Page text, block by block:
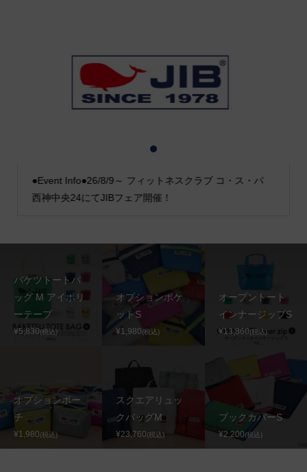
●Event Info●26/8/9～ フィットネスクラブ コ・ス・パ
西神中央24にてJIBフェア開催！
2
バケツトートバ
ッグ M アイボリ
ーテープ
¥5,830(税込)
オプションポケ
ットS
¥1,980(税込)
オープントート
インナージップS
¥13,860(税込)
オプションポー
チ
¥1,980(税込)
スクエアリュッ
クバッグM
¥23,760(税込)
ブックカバーS
¥2,200(税込)